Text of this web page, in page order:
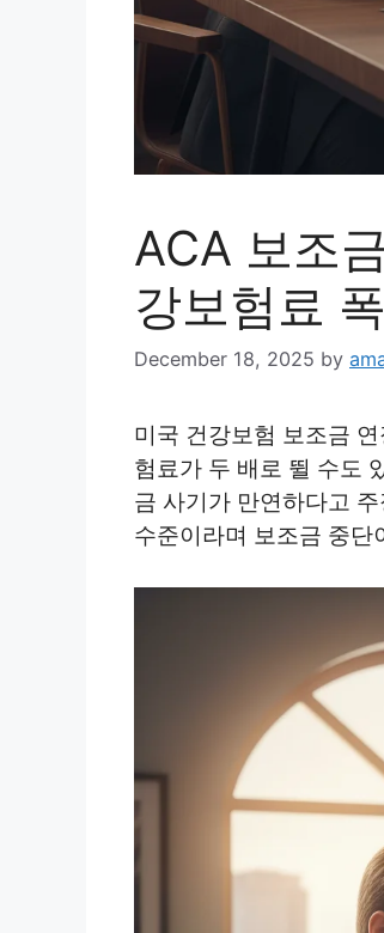
ACA 보조
강보험료
December 18, 2025 by
미국 건강보험 보조금
험료가 두 배로 뛸 수도
금 사기가 만연하다고
수준이라며 보조금 중단